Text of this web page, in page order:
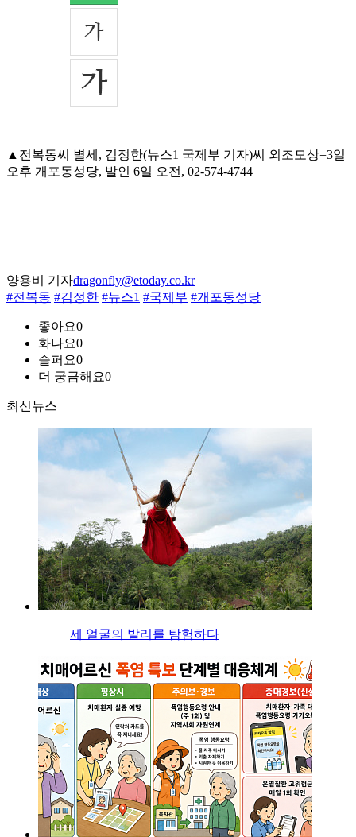
▲전복동씨 별세, 김정한(뉴스1 국제부 기자)씨 외조모상=3일
오후 개포동성당, 발인 6일 오전, 02-574-4744
양용비 기자dragonfly@etoday.co.kr
#전복동 #김정한 #뉴스1 #국제부 #개포동성당
좋아요0
화나요0
슬퍼요0
더 궁금해요0
최신뉴스
세 얼굴의 발리를 탐험하다